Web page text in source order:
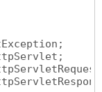
>
<groupId>